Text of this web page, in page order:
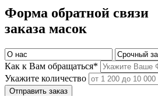
Форма обратной связи
заказа масок
Как к Вам обращаться*
Укажите количество
Отправить заказ